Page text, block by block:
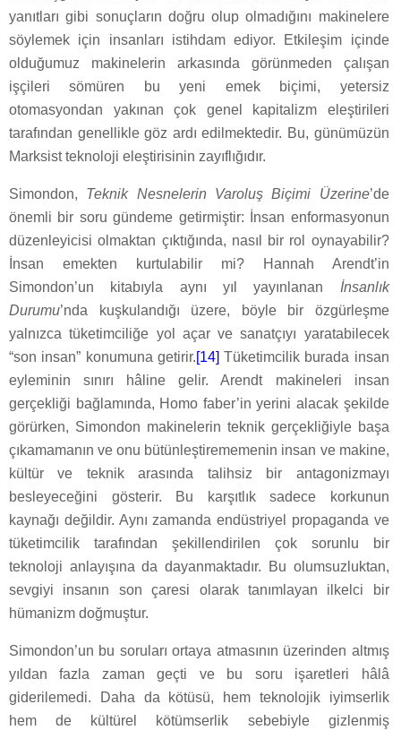
yanıtları gibi sonuçların doğru olup olmadığını makinelere
söylemek için insanları istihdam ediyor. Etkileşim içinde
olduğumuz makinelerin arkasında görünmeden çalışan
işçileri sömüren bu yeni emek biçimi, yetersiz
otomasyondan yakınan çok genel kapitalizm eleştirileri
tarafından genellikle göz ardı edilmektedir. Bu, günümüzün
Marksist teknoloji eleştirisinin zayıflığıdır.
Simondon, Teknik Nesnelerin Varoluş Biçimi Üzerine’de
önemli bir soru gündeme getirmiştir: İnsan enformasyonun
düzenleyicisi olmaktan çıktığında, nasıl bir rol oynayabilir?
İnsan emekten kurtulabilir mi? Hannah Arendt’in
Simondon’un kitabıyla aynı yıl yayınlanan İnsanlık
Durumu’nda kuşkulandığı üzere, böyle bir özgürleşme
yalnızca tüketimciliğe yol açar ve sanatçıyı yaratabilecek
“son insan” konumuna getirir.[14] Tüketimcilik burada insan
eyleminin sınırı hâline gelir. Arendt makineleri insan
gerçekliği bağlamında, Homo faber’in yerini alacak şekilde
görürken, Simondon makinelerin teknik gerçekliğiyle başa
çıkamamanın ve onu bütünleştirememenin insan ve makine,
kültür ve teknik arasında talihsiz bir antagonizmayı
besleyeceğini gösterir. Bu karşıtlık sadece korkunun
kaynağı değildir. Aynı zamanda endüstriyel propaganda ve
tüketimcilik tarafından şekillendirilen çok sorunlu bir
teknoloji anlayışına da dayanmaktadır. Bu olumsuzluktan,
sevgiyi insanın son çaresi olarak tanımlayan ilkelci bir
hümanizm doğmuştur.
Simondon’un bu soruları ortaya atmasının üzerinden altmış
yıldan fazla zaman geçti ve bu soru işaretleri hâlâ
giderilemedi. Daha da kötüsü, hem teknolojik iyimserlik
hem de kültürel kötümserlik sebebiyle gizlenmiş